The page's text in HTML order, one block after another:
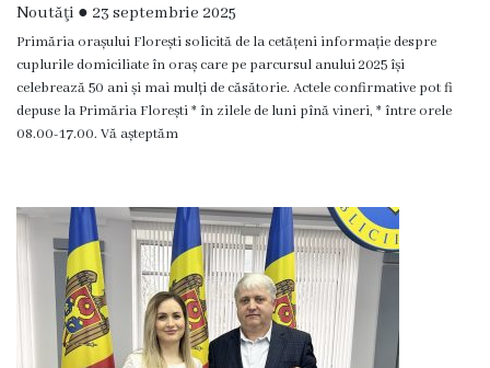
Proiecte
în
derulare
prioritare
spre
finanțare
Proiecte
Noutăţi ● 23 septembrie 2025
Primăria orașului Florești solicită de la cetățeni informație despre
cuplurile domiciliate în oraș care pe parcursul anului 2025 își
celebrează 50 ani și mai mulți de căsătorie. Actele confirmative pot fi
depuse la Primăria Florești * în zilele de luni pînă vineri, * între orele
08.00-17.00. Vă așteptăm